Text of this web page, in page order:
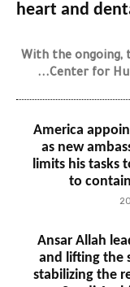
heart and
With the ongoing,
Center for
America
as new
limits his tasks
to
Ansar Allah
and lifting the
stabilizing the